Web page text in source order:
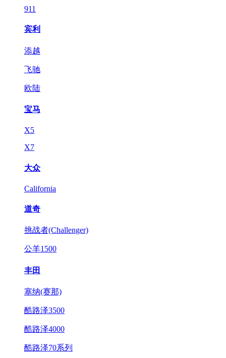
911
宾利
添越
飞驰
欧陆
宝马
X5
X7
大众
California
道奇
挑战者(Challenger)
公羊1500
丰田
塞纳(赛那)
酷路泽3500
酷路泽4000
酷路泽70系列